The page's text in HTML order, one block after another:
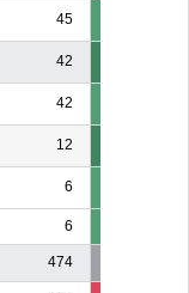
45
42
42
12
6
6
474